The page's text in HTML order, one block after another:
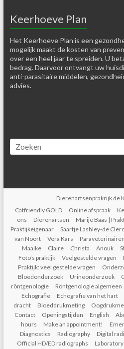
Keerhoeve Plan
Het Keerhoeve Plan is een
mogelijk maakt de kosten van
over een heel jaar te spreiden. U
bedrag. Daarvoor ontvangt uw
anti-parasitaire middelen,
advies.
Dierenartsenprakrijk de
Catfriendly GOLD
Online afspraak
ons
Dierenartsen Marije Baas |
Praktijkeigenaar
Saartje Lashley-de
van Noort
Vera Kars Paraveterinairen
Maaike
Claire Christa Anouk
Foto’s praktijk
Veelgestelde vragen
Praktijk: veel gestelde vragen
Bloedonderzoek
Urineonderzoek
röntgenologie
Röntgenologie algemeen
Echografie
Echografie van het hart
dracht
Bloeddrukmeting
Contact
Openingstijden English
hours
Make an appointment!
Diagnostics
Radiography Digital
Official HD/ED radiographs
Laboratory